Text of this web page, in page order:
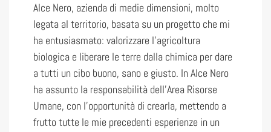
Alce Nero, azienda di medie dimensioni, molto
legata al territorio, basata su un progetto che mi
ha entusiasmato: valorizzare l’agricoltura
biologica e liberare le terre dalla chimica per dare
a tutti un cibo buono, sano e giusto. In Alce Nero
ha assunto la responsabilità dell’Area Risorse
Umane, con l’opportunità di crearla, mettendo a
frutto tutte le mie precedenti esperienze in un